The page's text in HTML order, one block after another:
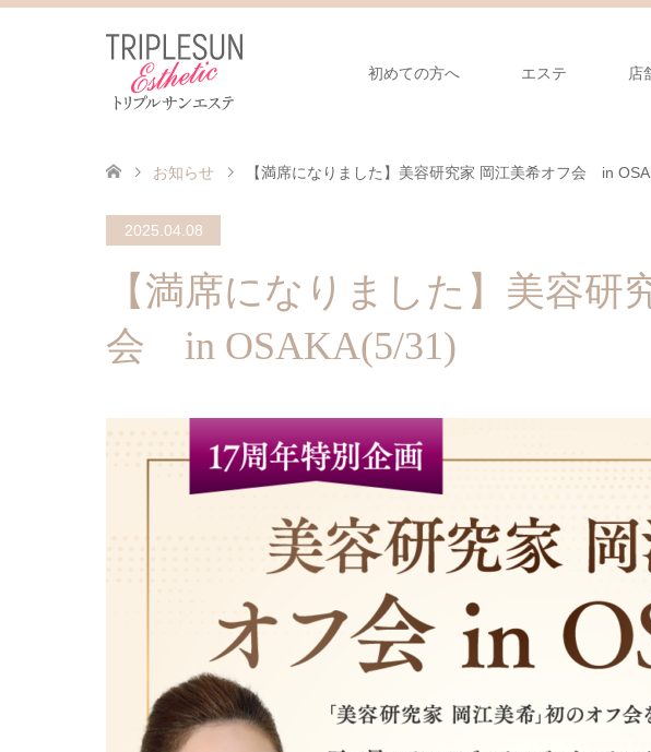
初めての方へ エステ 店
お知らせ 【満席になりました】美容研究家 岡江美希オフ会 in
2025.04.08
【満席になりました】美容研
会 in OSAKA(5/31)